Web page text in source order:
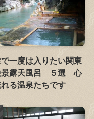
で一度は入りたい関東
景露天風呂 ５選 心
る温泉たちです